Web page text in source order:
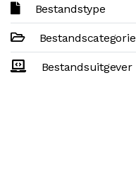
Bestandstype
Bestandscategorie
Bestandsuitgever